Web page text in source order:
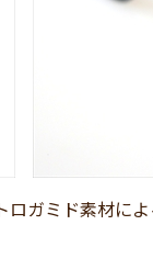
ガミド素材によ